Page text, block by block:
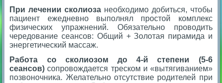
При лечении сколиоза необходимо добиться, чтобы
пациент ежедневно выполнял простой комплекс
физических упражнений. Обязательно проводить
чередование сеансов: Общий + Золотая пирамида и
энергетический массаж.
Работа со сколиозом до 4-й степени (5-6
сеансов) сопровождается треском и «вытягиванием»
позвоночника. Желательно отсутствие родителей при